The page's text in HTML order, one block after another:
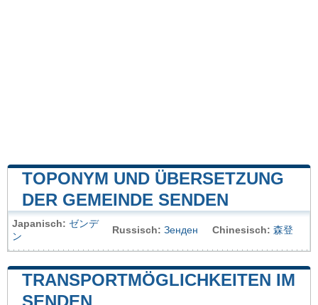
TOPONYM UND ÜBERSETZUNG
DER GEMEINDE SENDEN
Japanisch: ゼンデ
ン
Russisch: Зенден Chinesisch: 森登
TRANSPORTMÖGLICHKEITEN IM